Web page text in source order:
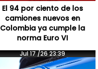
El 94 por ciento de los
camiones nuevos en
Colombia ya cumple la
norma Euro VI
Jul 17 /26 23:39